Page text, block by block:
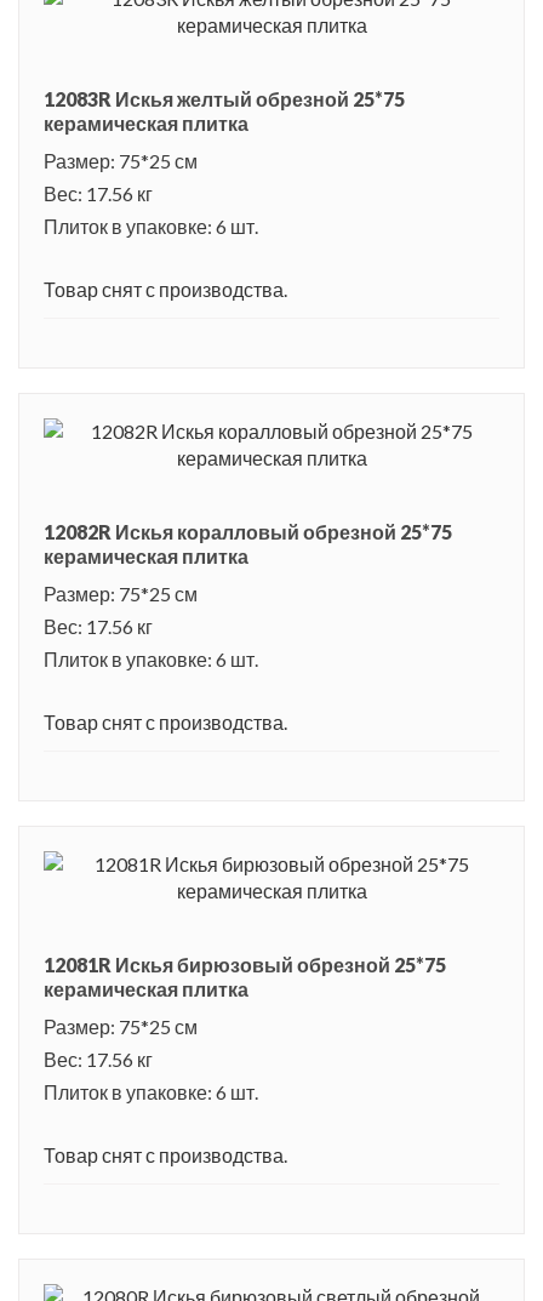
кораллового и бежевого цвета серии Искья. Жемчужиной
усыпаны росой. Плитка серии Искья с глянцевой
поверхностью, что визуально увеличивает пространство
помещения, а широкий формат и обрезные края создают
островов Италии. Он находится в Тирренском море и имеет
Римская знать строила здесь роскошные виллы и замки. На
острове сохранились несколько старинных храмов в их
прозрачной водой, буквально утопает в зелени. Здесь растут
садов, поражающие своей красотой, где буйство красок
капельках многочисленных фонтанов. На всем побережье
12083R Искья желтый обрезной 25*75
керамическая плитка
Размер: 75*25 см
Вес: 17.56 кг
Плиток в упаковке: 6 шт.
Товар снят с производства.
12082R Искья коралловый обрезной 25*75
керамическая плитка
Размер: 75*25 см
Вес: 17.56 кг
Плиток в упаковке: 6 шт.
Товар снят с производства.
12081R Искья бирюзовый обрезной 25*75
керамическая плитка
Размер: 75*25 см
Вес: 17.56 кг
Плиток в упаковке: 6 шт.
Товар снят с производства.